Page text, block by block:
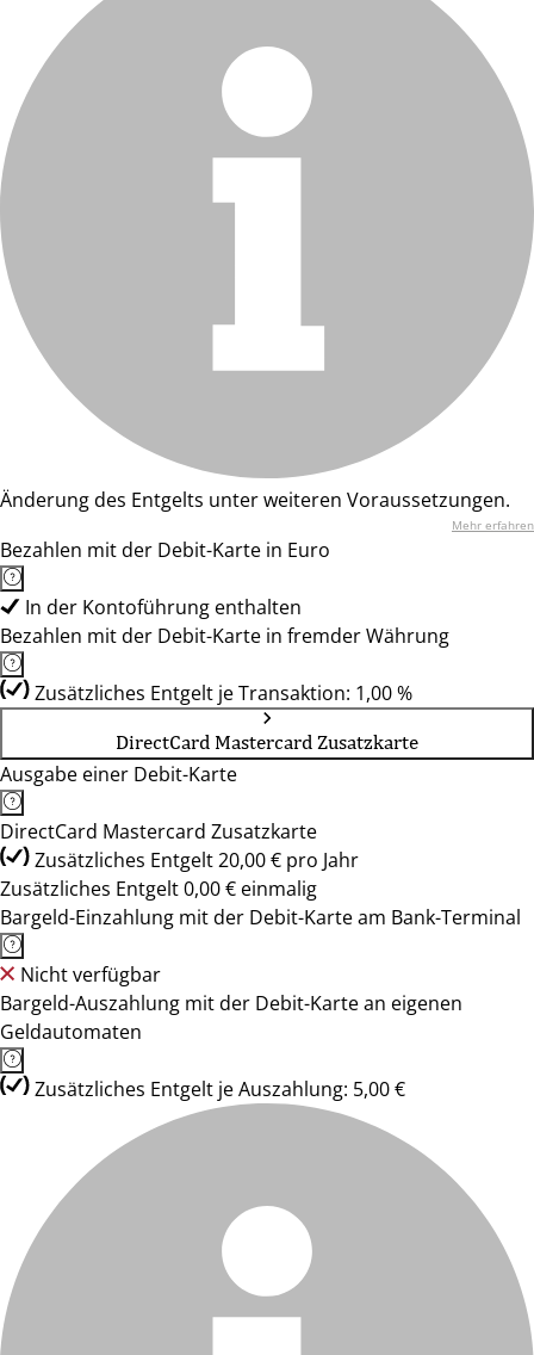
Änderung des Entgelts unter weiteren Voraussetzungen.
Mehr erfahren
Bezahlen mit der Debit-Karte in Euro
In der Kontoführung enthalten
Bezahlen mit der Debit-Karte in fremder Währung
Zusätzliches Entgelt je Transaktion: 1,00 %
DirectCard Mastercard Zusatzkarte
Ausgabe einer Debit-Karte
DirectCard Mastercard Zusatzkarte
Zusätzliches Entgelt 20,00 € pro Jahr
Zusätzliches Entgelt 0,00 € einmalig
Bargeld-Einzahlung mit der Debit-Karte am Bank-Terminal
Nicht verfügbar
Bargeld-Auszahlung mit der Debit-Karte an eigenen
Geldautomaten
Zusätzliches Entgelt je Auszahlung: 5,00 €